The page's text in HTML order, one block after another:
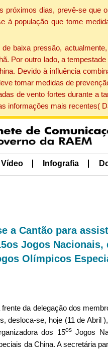
próximos dias, prevê-se
à população que tome
baixa pressão,
Por outro lado, a
Devido à influência
tomar medidas de
de vento fortes durante a
informações mais recentes(
Vídeo Infografia
a Cantão para
Jogos
Olímpicos
da delegação dos
desloca-se, hoje (11 de Abril
dos 15osJogos
da China. A secretária